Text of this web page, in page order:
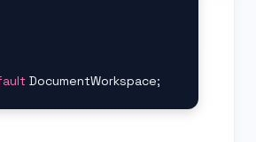
DocumentWorkspace;